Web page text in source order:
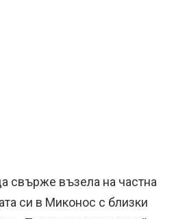
свърже възела на частна
си в Миконос с близки